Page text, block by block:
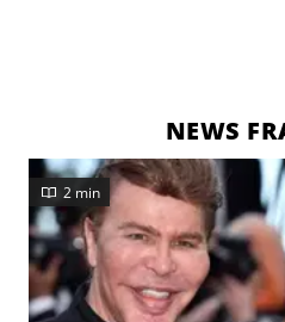
NEWS
2 min